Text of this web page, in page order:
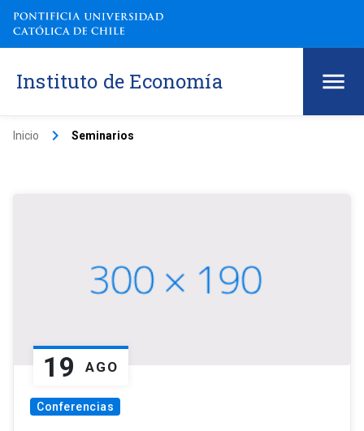
Instituto de Economía
Inicio keyboard_arrow_right Seminarios
19 AGO
Conferencias